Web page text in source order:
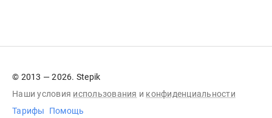
© 2013 — 2026. Stepik
Наши условия использования и конфиденциальности
Тарифы
Помощь